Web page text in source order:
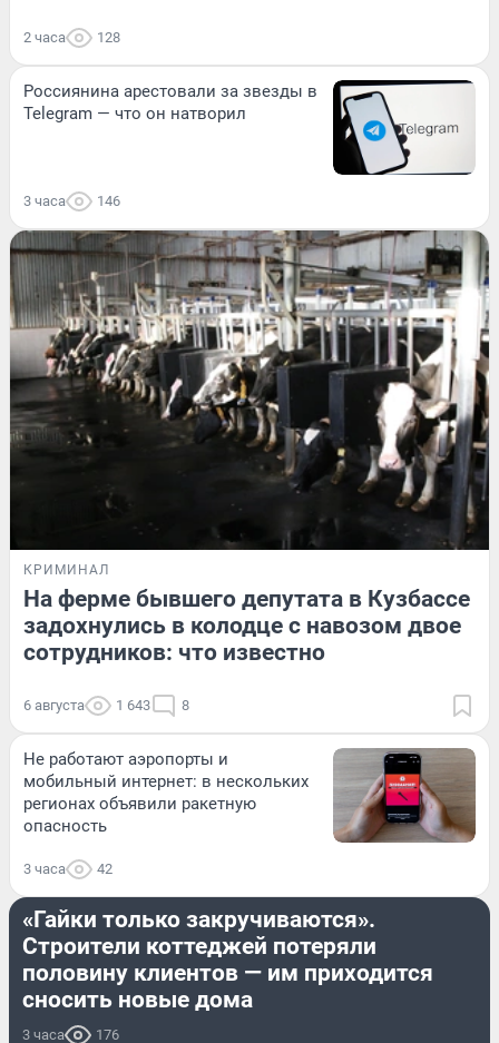
2 часа 128
Россиянина арестовали за звезды в
Telegram — что он натворил
3 часа 146
КРИМИНАЛ
На ферме бывшего депутата в Кузбассе
задохнулись в колодце с навозом двое
сотрудников: что известно
6 августа 1 643 8
Не работают аэропорты и
мобильный интернет: в нескольких
регионах объявили ракетную
опасность
3 часа 42
НЕДВИЖИМОСТЬ
«Гайки только закручиваются».
Строители коттеджей потеряли
половину клиентов — им приходится
сносить новые дома
3 часа 176